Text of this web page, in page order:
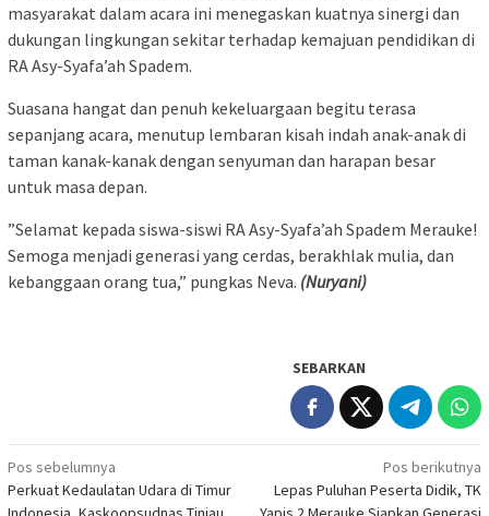
masyarakat dalam acara ini menegaskan kuatnya sinergi dan
dukungan lingkungan sekitar terhadap kemajuan pendidikan di
RA Asy-Syafa’ah Spadem.
Suasana hangat dan penuh kekeluargaan begitu terasa
sepanjang acara, menutup lembaran kisah indah anak-anak di
taman kanak-kanak dengan senyuman dan harapan besar
untuk masa depan.
​”Selamat kepada siswa-siswi RA Asy-Syafa’ah Spadem Merauke!
Semoga menjadi generasi yang cerdas, berakhlak mulia, dan
kebanggaan orang tua,” pungkas Neva. (Nuryani)
SEBARKAN
Navigasi
pos
Pos sebelumnya
Perkuat Kedaulatan Udara di Timur
Pos berikutnya
Lepas Puluhan Peserta Didik, TK